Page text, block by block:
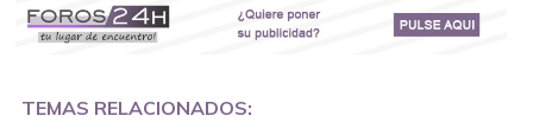
有文凭怎么办,怎么办理本科/研究生文凭551190476
如何办理本科/硕士毕业证551190476网上买文凭可靠
作吗551190476怎么办理 外假毕业证551190476哪里
TEMAS RELACIONADOS: